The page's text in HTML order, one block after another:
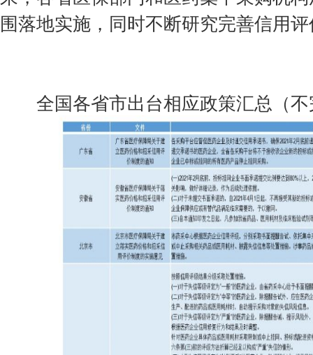
围落地实施，同时不断研究完善信用
全国各省市出台相应政策汇总（不